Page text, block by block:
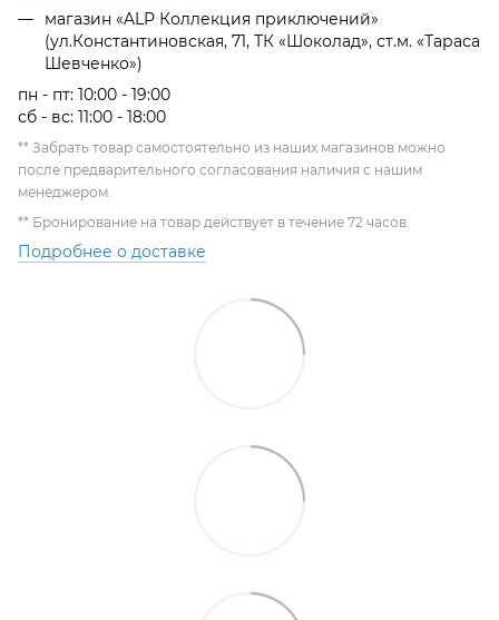
магазин «ALP Коллекция приключений»
(ул.Константиновская, 71, ТК «Шоколад», ст.м. «Тараса
Шевченко»)
пн - пт: 10:00 - 19:00
сб - вс: 11:00 - 18:00
** Забрать товар самостоятельно из наших магазинов можно
после предварительного согласования наличия с нашим
менеджером.
** Бронирование на товар действует в течение 72 часов.
Подробнее о доставке